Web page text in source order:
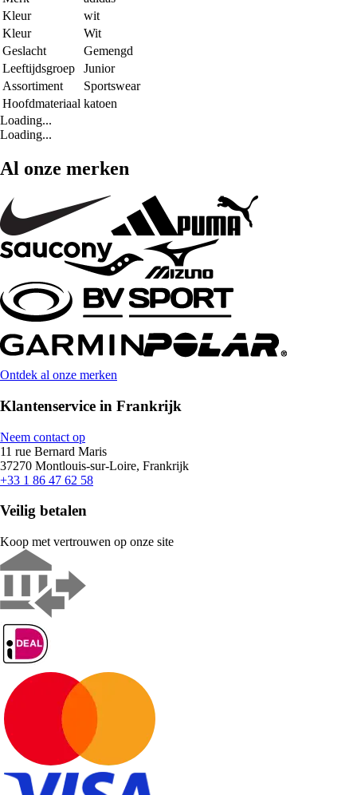
Kleur
wit
Kleur
Wit
Geslacht
Gemengd
Leeftijdsgroep
Junior
Assortiment
Sportswear
Hoofdmateriaal katoen
Loading...
Loading...
Al onze merken
Ontdek al onze merken
Klantenservice in Frankrijk
Neem contact op
11 rue Bernard Maris
37270 Montlouis-sur-Loire, Frankrijk
+33 1 86 47 62 58
Veilig betalen
Koop met vertrouwen op onze site